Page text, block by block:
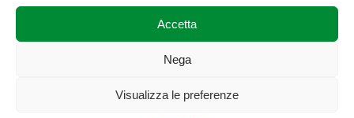
Accetta
Nega
Visualizza le preferenze